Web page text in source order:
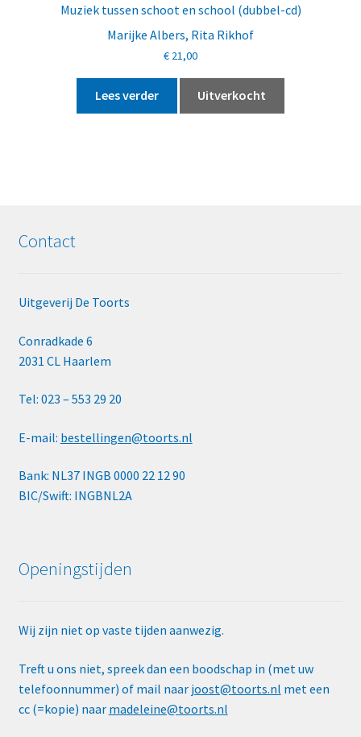
Muziek tussen schoot en school (dubbel-cd)
Marijke Albers, Rita Rikhof
€ 21,00
Lees verder Uitverkocht
Contact
Uitgeverij De Toorts
Conradkade 6
2031 CL Haarlem
Tel: 023 – 553 29 20
E-mail: bestellingen@toorts.nl
Bank: NL37 INGB 0000 22 12 90
BIC/Swift: INGBNL2A
Openingstijden
Wij zijn niet op vaste tijden aanwezig.
Treft u ons niet, spreek dan een boodschap in (met uw
telefoonnummer) of mail naar joost@toorts.nl met een
cc (=kopie) naar madeleine@toorts.nl